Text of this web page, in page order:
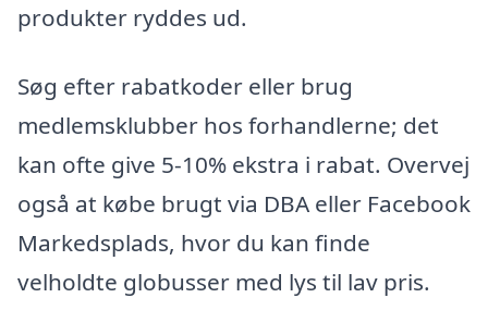
produkter ryddes ud.
Søg efter rabatkoder eller brug
medlemsklubber hos forhandlerne; det
kan ofte give 5-10% ekstra i rabat. Overvej
også at købe brugt via DBA eller Facebook
Markedsplads, hvor du kan finde
velholdte globusser med lys til lav pris.